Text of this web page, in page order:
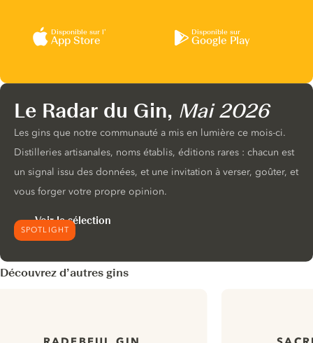
Disponible sur l’
App Store
Disponible sur
Google Play
SPOTLIGHT
Le Radar du Gin, Mai 2026
Les gins que notre communauté a mis en lumière ce mois-ci.
Distilleries artisanales, noms établis, éditions rares : chacun est
un signal issu des données, et une invitation à verser, goûter, et
vous forger votre propre opinion.
Voir la sélection
Découvrez d’autres gins